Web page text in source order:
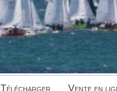
Télécharger Vente en